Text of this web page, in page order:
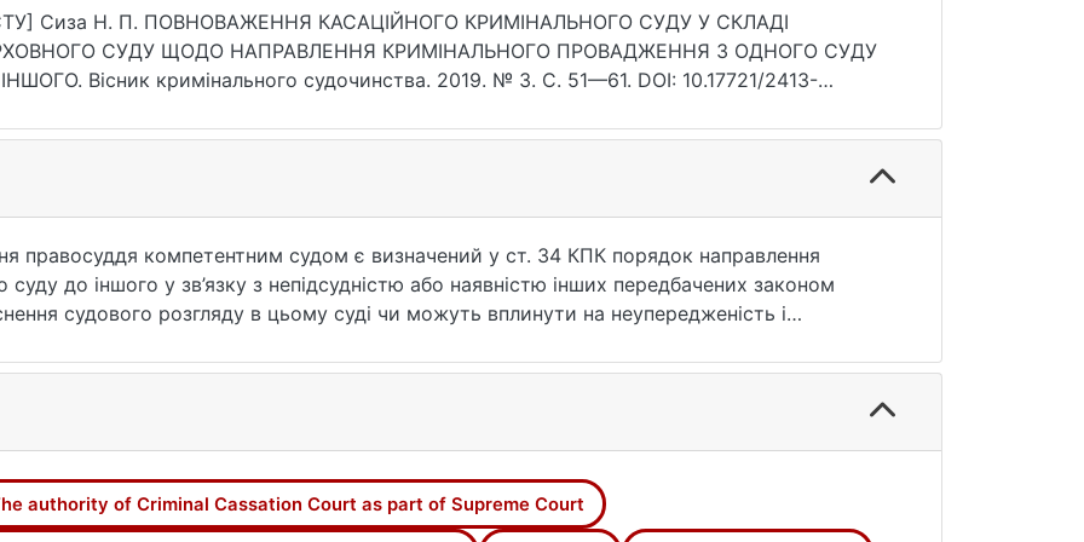
51-61
Сиза Н. П. ПОВНОВАЖЕННЯ КАСАЦІЙНОГО КРИМІНАЛЬНОГО СУДУ У СКЛАДІ
СУДУ ЩОДО НАПРАВЛЕННЯ КРИМІНАЛЬНОГО ПРОВАДЖЕННЯ З ОДНОГО СУДУ
Вісник кримінального судочинства. 2019. № 3. С. 51—61. DOI: 10.17721/2413-
правосуддя компетентним судом є визначений у ст. 34 КПК порядок направлення
до іншого у зв’язку з непідсудністю або наявністю інших передбачених законом
судового розгляду в цьому суді чи можуть вплинути на неупередженість і
процесуального законодавства і практики його застосування розкрити
суду у складі Верховного Суду (ККС ВС) щодо направлення кримінального
За результатами проведеного дослідження зроблено висновки, що повноваження ККСВС
з одного суду до іншого обумовлені нормами ст. 34 КПК, які передбачають
про передачу кримінального провадження на розгляд іншого суду. Якщо у поданні
чи потерпілого зазначаються обставини, які не можуть бути підставами для
authority of Criminal Cassation Court as part of Supreme Court